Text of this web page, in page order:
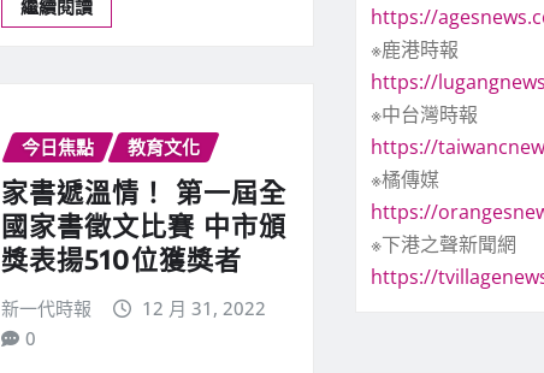
繼續閱讀
今日焦點 教育文化
家書遞溫情！ 第一屆全
國家書徵文比賽 中市頒
獎表揚510位獲獎者
新一代時報
12 月 31, 2022
0
https://
※鹿港時報
https://
※中台灣時報
https://
※橘傳媒
https://
※下港之聲新聞網
https://